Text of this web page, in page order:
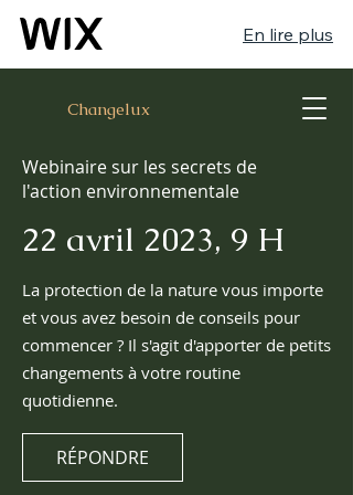
En lire plus